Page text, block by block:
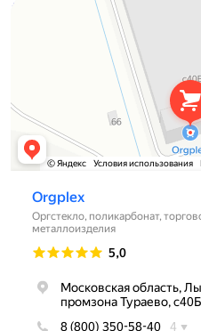
Оргстекло, поликарбонат в Лыткарине
Торговое оборудование в Лыткарине